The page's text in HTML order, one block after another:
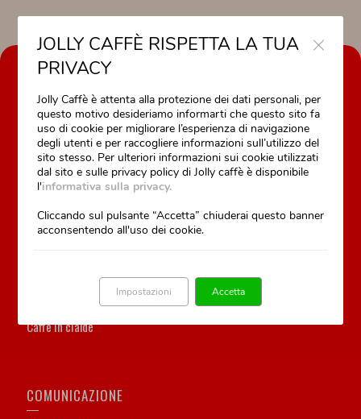
AZIENDA
La nostra storia
Il nostro lavoro è la nostra passione
Formazione professionale
Assistenza tecnica
PRODOTTI
Capsule compatibili
Caffè in cialde
COMUNICAZIONE
JOLLY CAFFÈ RISPETTA LA TUA
PRIVACY
Jolly Caffè è attenta alla protezione dei dati personali, per
questo motivo desideriamo informarti che questo sito fa
uso di cookie per migliorare l’esperienza di navigazione
degli utenti e per raccogliere informazioni sull’utilizzo del
sito stesso. Per ulteriori informazioni sui cookie utilizzati
dal sito e sulle privacy policy di Jolly caffè è disponibile
l'informativa sulla privacy.
Cliccando sul pulsante “Accetta” chiuderai questo banner
acconsentendo all'uso dei cookie.
Accetta
Impostazioni